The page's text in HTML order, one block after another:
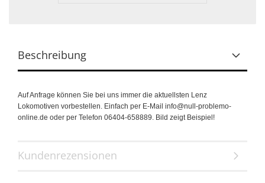
Beschreibung
Auf Anfrage können Sie bei uns immer die aktuellsten Lenz
Lokomotiven vorbestellen. Einfach per E-Mail info@null-problemo-
online.de oder per Telefon 06404-658889. Bild zeigt Beispiel!
Kundenrezensionen